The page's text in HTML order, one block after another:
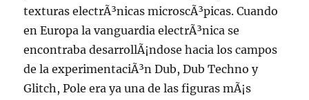
texturas electrÃ³nicas microscÃ³picas. Cuando
en Europa la vanguardia electrÃ³nica se
encontraba desarrollÃ¡ndose hacia los campos
de la experimentaciÃ³n Dub, Dub Techno y
Glitch, Pole era ya una de las figuras mÃ¡s